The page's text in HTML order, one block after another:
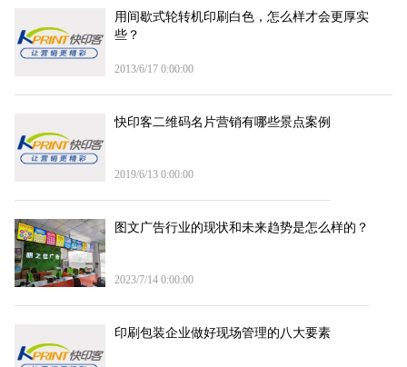
用间歇式轮转机印刷白色，怎么样才会更厚实
些？
2013/6/17 0:00:00
快印客二维码名片营销有哪些景点案例
2019/6/13 0:00:00
图文广告行业的现状和未来趋势是怎么样的？
2023/7/14 0:00:00
印刷包装企业做好现场管理的八大要素